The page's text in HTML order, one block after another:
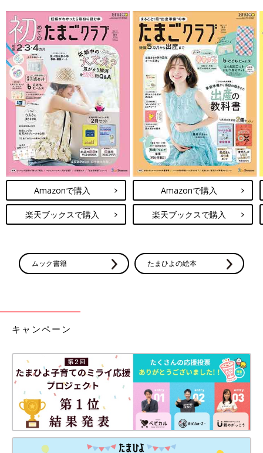
Amazonで購入
楽天ブックスで購入
Amazonで購入
楽天ブックスで購入
ムック書籍 たまひよの絵本
キャンペーン